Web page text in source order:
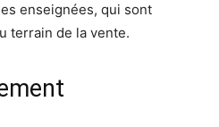
enseignées, qui sont
terrain de la vente.